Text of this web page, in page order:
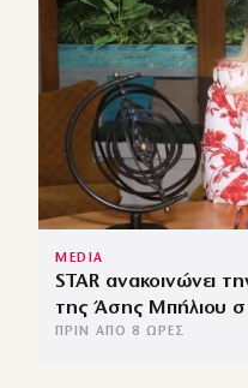
MEDIA
STAR ανακοινώνει
της Άσης Μπήλιου
ΠΡΙΝ ΑΠΌ 8 ΏΡΕΣ